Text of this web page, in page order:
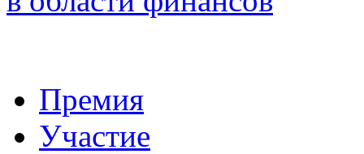
Премия
Участие